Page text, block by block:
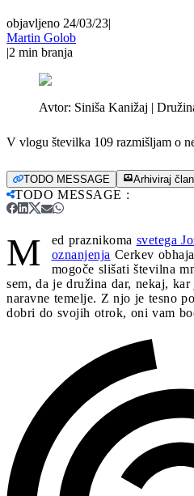
objavljeno 24/03/23|
Martin Golob
|2 min branja
Avtor: Siniša Kanižaj |
V vlogu številka 109 razmišljam o
TODO MESSAGE Arhiviraj
TODO MESSAGE :
M ed praznikoma svetega
oznanjenja Cerkev
mogoče slišati številna
sem, da je družina dar, nekaj,
naravne temelje. Z njo je tesno
dobri do svojih otrok, oni vam